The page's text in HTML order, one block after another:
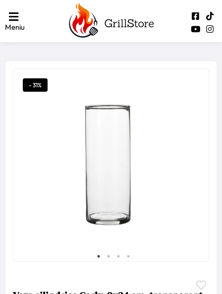
Meniu
- 31%